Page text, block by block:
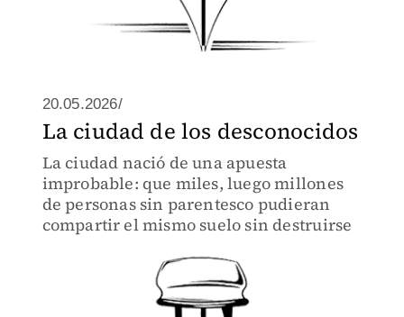
20.05.2026/
La ciudad de los desconocidos
La ciudad nació de una apuesta
improbable: que miles, luego millones
de personas sin parentesco pudieran
compartir el mismo suelo sin destruirse